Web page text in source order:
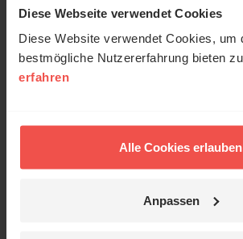
Diese Webseite verwendet Cookies
Diese Website verwendet Cookies, um
bestmögliche Nutzererfahrung bieten
erfahren
Alle Cookies erlauben
Anpassen
schön: Der Ton macht die
Von daher könnte ein wenig
Höflichkeit“ viele Situationen
Kleine Gesten für
Würde
Drei kleine Impulsfragen für heute: